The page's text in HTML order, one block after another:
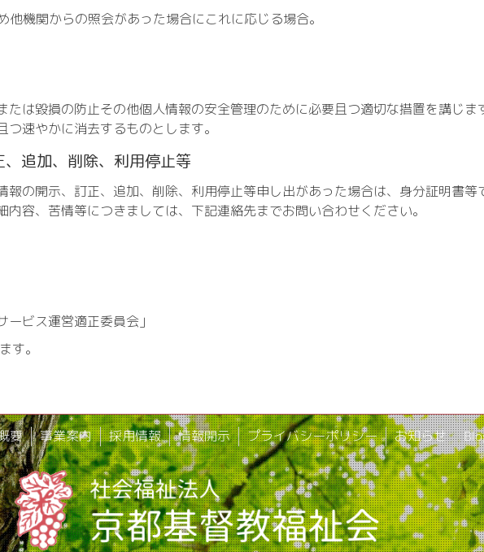
機関からの照会があった場合にこれに応じる場合。
は毀損の防止その他個人情報の安全管理のために必要且つ適切な措置を講じま
速やかに消去するものとします。
追加、削除、利用停止等
の開示、訂正、追加、削除、利用停止等申し出があった場合は、身分証明書等
容、苦情等につきましては、下記連絡先までお問い合わせください。
ビス運営適正委員会」
す。
要 事業案内 採用情報 情報開示 プライバシーポリシー お知らせ